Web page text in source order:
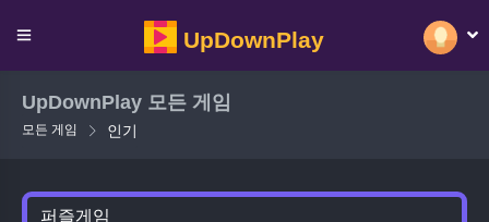
UpDownPlay
UpDownPlay 모든 게임
모든 게임 인기